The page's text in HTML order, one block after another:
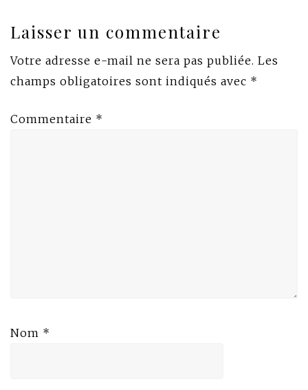
Laisser un commentaire
Votre adresse e-mail ne sera pas publiée. Les
champs obligatoires sont indiqués avec *
Commentaire *
Nom *